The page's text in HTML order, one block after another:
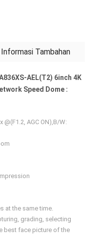
Informasi Tambahan
AEL(T2) 6inch 4K
Speed Dome :
@(F1.2, AGC ON),B/W:
at the same time.
grading, selecting
best face picture of the